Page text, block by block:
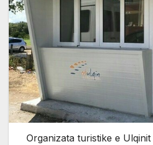
Organizata turistike e